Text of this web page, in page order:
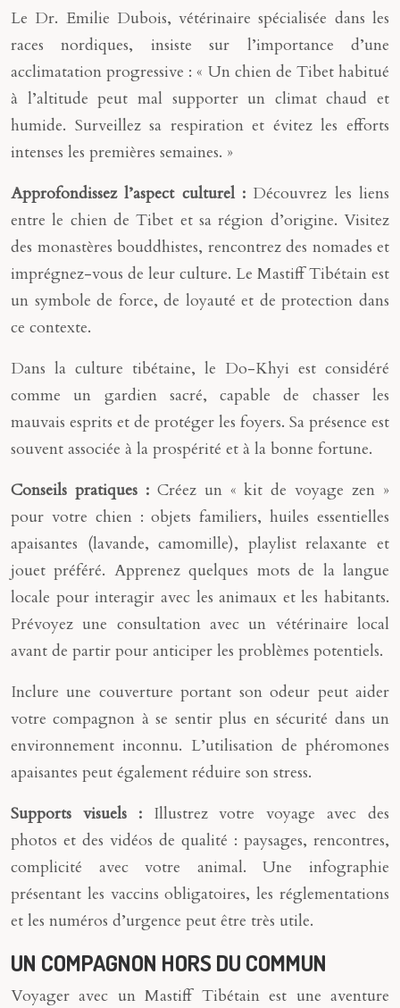
Le Dr. Emilie Dubois, vétérinaire spécialisée dans les
races nordiques, insiste sur l’importance d’une
acclimatation progressive : « Un chien de Tibet habitué
à l’altitude peut mal supporter un climat chaud et
humide. Surveillez sa respiration et évitez les efforts
intenses les premières semaines. »
Approfondissez l’aspect culturel : Découvrez les liens
entre le chien de Tibet et sa région d’origine. Visitez
des monastères bouddhistes, rencontrez des nomades et
imprégnez-vous de leur culture. Le Mastiff Tibétain est
un symbole de force, de loyauté et de protection dans
ce contexte.
Dans la culture tibétaine, le Do-Khyi est considéré
comme un gardien sacré, capable de chasser les
mauvais esprits et de protéger les foyers. Sa présence est
souvent associée à la prospérité et à la bonne fortune.
Conseils pratiques : Créez un « kit de voyage zen »
pour votre chien : objets familiers, huiles essentielles
apaisantes (lavande, camomille), playlist relaxante et
jouet préféré. Apprenez quelques mots de la langue
locale pour interagir avec les animaux et les habitants.
Prévoyez une consultation avec un vétérinaire local
avant de partir pour anticiper les problèmes potentiels.
Inclure une couverture portant son odeur peut aider
votre compagnon à se sentir plus en sécurité dans un
environnement inconnu. L’utilisation de phéromones
apaisantes peut également réduire son stress.
Supports visuels : Illustrez votre voyage avec des
photos et des vidéos de qualité : paysages, rencontres,
complicité avec votre animal. Une infographie
présentant les vaccins obligatoires, les réglementations
et les numéros d’urgence peut être très utile.
UN COMPAGNON HORS DU COMMUN
Voyager avec un Mastiff Tibétain est une aventure